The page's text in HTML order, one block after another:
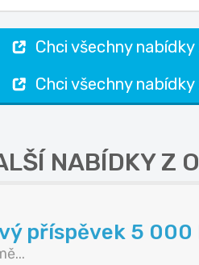
Chci všechny
Chci všechny
NABÍDKY Z
příspěvek 5 000